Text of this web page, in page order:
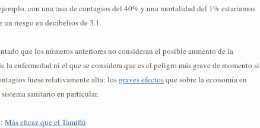
con una tasa de contagios del 40% y una mortalidad del 1% estaríamos
un riesgo en decibelios de 3.1.
que los números anteriores no consideran el posible aumento de la
la enfermedad ni el que se considera que es el peligro más grave de momento si
fuese relativamente alta: los graves efectosque sobre la economía en
sanitario en particular.
: Más eficaz que el Tamiflú